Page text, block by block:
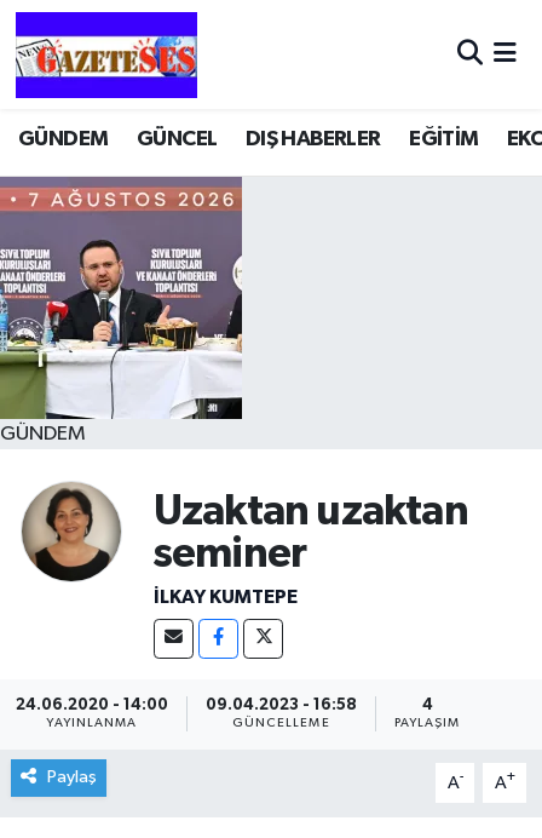
GÜNDEM GÜNCEL DIŞ HABERLER EĞİTİM
GÜNDEM
Uzaktan uzaktan
seminer
İLKAY KUMTEPE
24.06.2020 - 14:00
YAYINLANMA
09.04.2023 - 16:58
GÜNCELLEME
4
PAYLAŞIM
Paylaş A- A+